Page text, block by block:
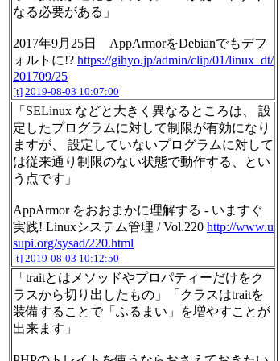
なる必要がある」
2017年9月25日 AppArmorをDebianでもデフ
ォルトに!? https://gihyo.jp/admin/clip/01/linux_dt/
201709/25
[t] 2019-08-03 10:07:00
「SELinux などと大きく異なるところは、 設
定したプログラムに対して制限が有効になり
ますが、 設定していないプログラムに対して
は従来通り制限のない状態で動作する、とい
う点です」
AppArmor をおおまかに理解する - いますぐ
実践! Linuxシステム管理 / Vol.220 http://www.u
supi.org/sysad/220.html
[t] 2019-08-03 10:12:50
「traitとはメソッドやプロパティーだけをク
ラスから切り出したもの」「クラスはtraitを
装備することで「ふるまい」を増やすことが
出来ます」